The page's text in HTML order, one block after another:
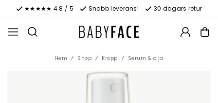
★★★★★ 4.8 / 5 Snabb leverans! 30 dagars retur
Hem Shop Kropp Serum & olja